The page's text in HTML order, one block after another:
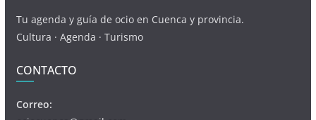
Tu agenda y guía de ocio en Cuenca y provincia.
Cultura · Agenda · Turismo
CONTACTO
Correo: